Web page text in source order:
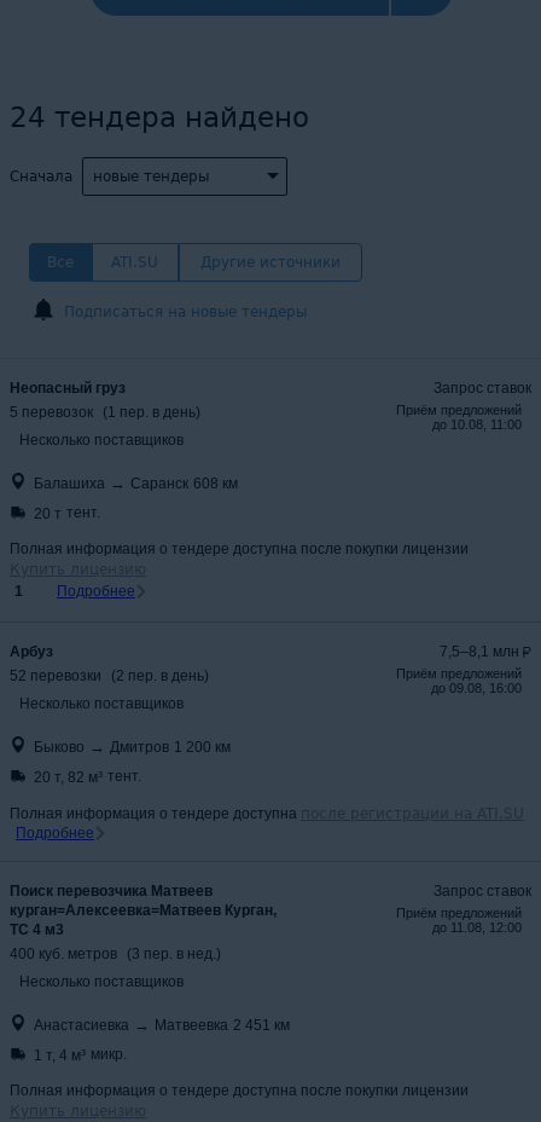
24 тендера найдено
Сначала новые тендеры
Все ATI.SU Другие источники
Подписаться на новые тендеры
Неопасный груз
5 перевозок (1 пер. в день)
Несколько поставщиков
Балашиха → Саранск 608 км
20 т тент.
Запрос ставок
Приём предложений
до 10.08, 11:00
Полная информация о тендере доступна после покупки лицензии
1
Подробнее
Арбуз
52 перевозки (2 пер. в день)
Несколько поставщиков
Быково → Дмитров 1 200 км
20 т 82 м³ тент.
7,5–8,1 млн
Приём предложений
до 09.08, 16:00
Полная информация о тендере доступна
Подробнее
Поиск перевозчика Матвеев
курган=Алексеевка=Матвеев Курган,
ТС 4 м3
400 куб. метров (3 пер. в нед. )
Несколько поставщиков
Анастасиевка → Матвеевка 2 451 км
1 т 4 м³ микр.
Запрос ставок
Приём предложений
до 11.08, 12:00
Полная информация о тендере доступна после покупки лицензии